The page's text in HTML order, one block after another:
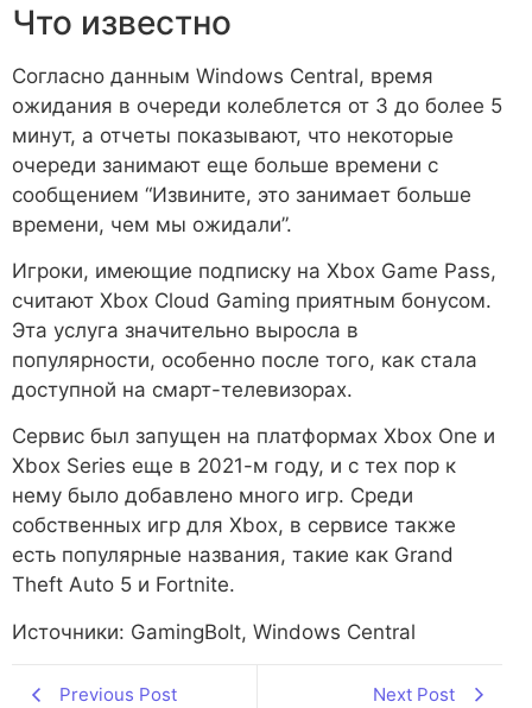
Что известно
Согласно данным Windows Central, время
ожидания в очереди колеблется от 3 до более 5
минут, а отчеты показывают, что некоторые
очереди занимают еще больше времени с
сообщением “Извините, это занимает больше
времени, чем мы ожидали”.
Игроки, имеющие подписку на Xbox Game Pass,
считают Xbox Cloud Gaming приятным бонусом.
Эта услуга значительно выросла в
популярности, особенно после того, как стала
доступной на смарт-телевизорах.
Сервис был запущен на платформах Xbox One и
Xbox Series еще в 2021-м году, и с тех пор к
нему было добавлено много игр. Среди
собственных игр для Xbox, в сервисе также
есть популярные названия, такие как Grand
Theft Auto 5 и Fortnite.
Источники: GamingBolt, Windows Central
Previous Post Next Post